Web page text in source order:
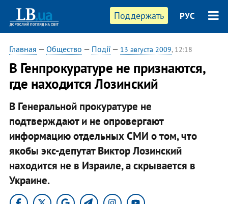
Поддержать РУС
Главная — Общество — Події— 13 августа 2009, 12:18
В Генпрокуратуре не признаются,
где находится Лозинский
В Генеральной прокуратуре не
подтверждают и не опровергают
информацию отдельных СМИ о том, что
якобы экс-депутат Виктор Лозинский
находится не в Израиле, а скрывается в
Украине.